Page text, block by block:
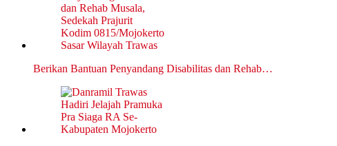
Berikan Bantuan Penyandang Disabilitas dan Rehab…